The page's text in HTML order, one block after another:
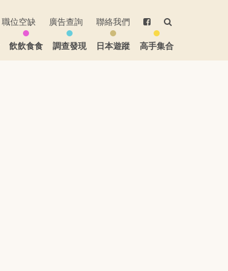
職位空缺 廣告查詢
聯絡我們
飲飲食食 調查發現 日本遊蹤 高手集合